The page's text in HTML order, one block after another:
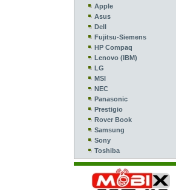
Apple
Asus
Dell
Fujitsu-Siemens
HP Compaq
Lenovo (IBM)
LG
MSI
NEC
Panasonic
Prestigio
Rover Book
Samsung
Sony
Toshiba